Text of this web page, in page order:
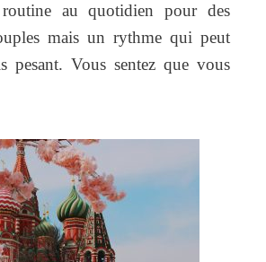
au quotidien pour des
mais un rythme qui peut
pesant. Vous sentez que vous